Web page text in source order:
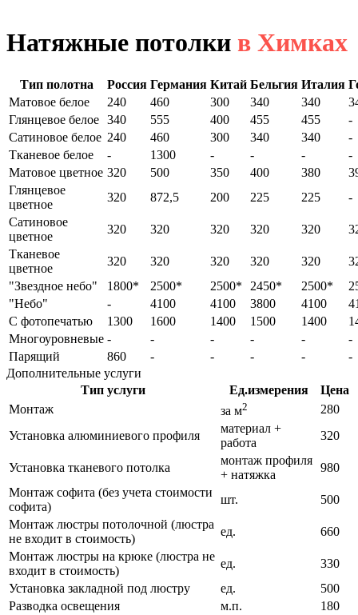
Натяжные потолки в Химках
Тип полотна Россия Германия Китай Бельгия Италия
Матовое белое
240 460 300 340 340
Глянцевое белое 340 555 400 455 455
-
Сатиновое белое 240 460 300 340 340
-
Тканевое белое
- 1300 - - -
-
Матовое цветное 320 500 350 400 380
Глянцевое
цветное
320 872,5 200 225 225
-
Сатиновое
цветное
320 320 320 320 320
Тканевое
цветное
320 320 320 320 320
"Звездное небо"
1800* 2500* 2500* 2450* 2500*
"Небо"
- 4100 4100 3800 4100
С фотопечатью
1300 1600 1400 1500 1400
Многоуровневые - - - - -
-
Парящий
860 - - - -
-
Дополнительные услуги
Тип услуги
Ед.измерения
Цена
Монтаж
за м2
280
Установка алюминиевого профиля
материал +
работа
320
Установка тканевого потолка
монтаж профиля
+ натяжка
980
Монтаж софита (без учета стоимости
софита)
шт.
500
Монтаж люстры потолочной (люстра
не входит в стоимость)
ед.
660
Монтаж люстры на крюке (люстра не
входит в стоимость)
ед.
330
Установка закладной под люстру
ед.
500
Разводка освещения
м.п.
180